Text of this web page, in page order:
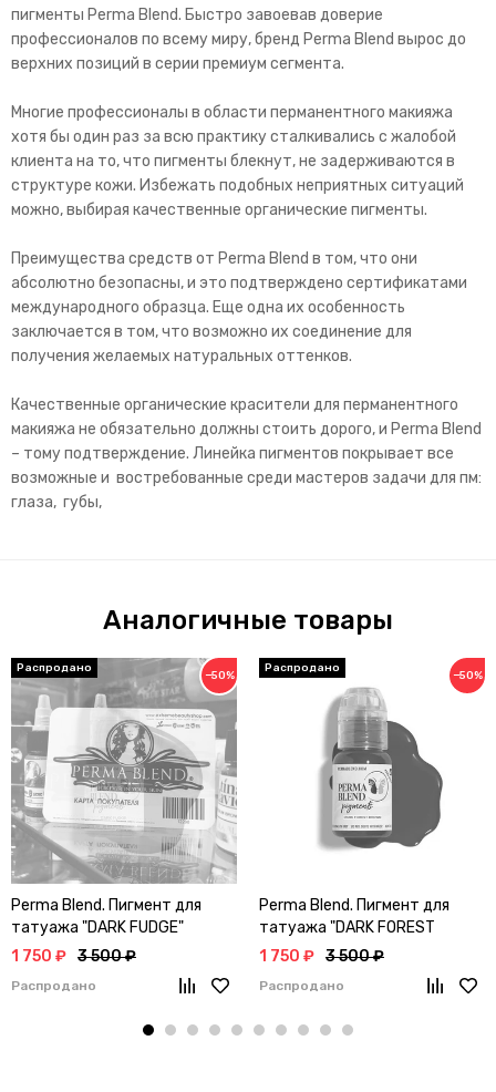
пигменты Perma Blend. Быстро завоевав доверие
профессионалов по всему миру, бренд Perma Blend вырос до
верхних позиций в серии премиум сегмента.
Многие профессионалы в области перманентного макияжа
хотя бы один раз за всю практику сталкивались с жалобой
клиента на то, что пигменты блекнут, не задерживаются в
структуре кожи. Избежать подобных неприятных ситуаций
можно, выбирая качественные органические пигменты.
Преимущества средств от Perma Blend в том, что они
абсолютно безопасны, и это подтверждено сертификатами
международного образца. Еще одна их особенность
заключается в том, что возможно их соединение для
получения желаемых натуральных оттенков.
Качественные органические красители для перманентного
макияжа не обязательно должны стоить дорого, и Perma Blend
– тому подтверждение. Линейка пигментов покрывает все
возможные и востребованные среди мастеров задачи для пм:
глаза, губы,
Аналогичные товары
−50%
Perma Blend. Пигмент для
татуажа "DARK FUDGE"
1 750 ₽ 3 500 ₽
Распродано
−50%
Perma Blend. Пигмент для
татуажа "DARK FOREST
BROWN"
1 750 ₽ 3 500 ₽
Распродано